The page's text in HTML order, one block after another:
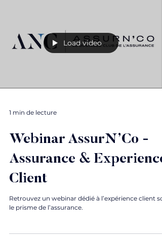
Load video
1 min de lecture
Webinar AssurN’Co -
Assurance & Experience
Client
Retrouvez un webinar dédié à l’expérience client
le prisme de l’assurance.